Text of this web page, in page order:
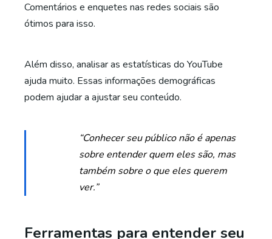
Comentários e enquetes nas redes sociais são
ótimos para isso.
Além disso, analisar as estatísticas do YouTube
ajuda muito. Essas informações demográficas
podem ajudar a ajustar seu conteúdo.
“Conhecer seu público não é apenas
sobre entender quem eles são, mas
também sobre o que eles querem
ver.”
Ferramentas para entender seu